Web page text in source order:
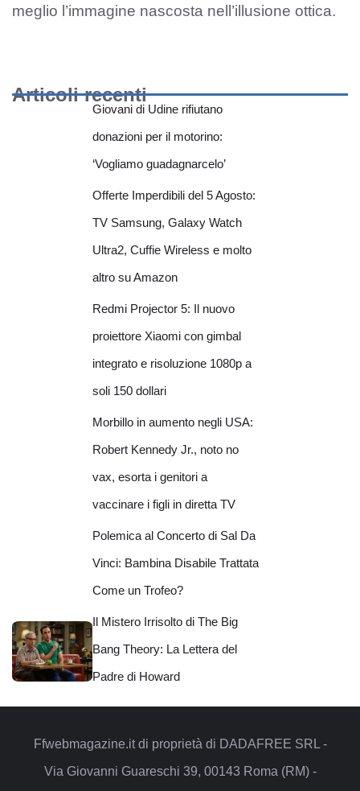
meglio l’immagine nascosta nell’illusione ottica.
Articoli recenti
Giovani di Udine rifiutano
donazioni per il motorino:
‘Vogliamo guadagnarcelo’
Offerte Imperdibili del 5 Agosto:
TV Samsung, Galaxy Watch
Ultra2, Cuffie Wireless e molto
altro su Amazon
Redmi Projector 5: Il nuovo
proiettore Xiaomi con gimbal
integrato e risoluzione 1080p a
soli 150 dollari
Morbillo in aumento negli USA:
Robert Kennedy Jr., noto no
vax, esorta i genitori a
vaccinare i figli in diretta TV
Polemica al Concerto di Sal Da
Vinci: Bambina Disabile Trattata
Come un Trofeo?
Il Mistero Irrisolto di The Big
Bang Theory: La Lettera del
Padre di Howard
Ffwebmagazine.it di proprietà di DADAFREE SRL -
Via Giovanni Guareschi 39, 00143 Roma (RM) -